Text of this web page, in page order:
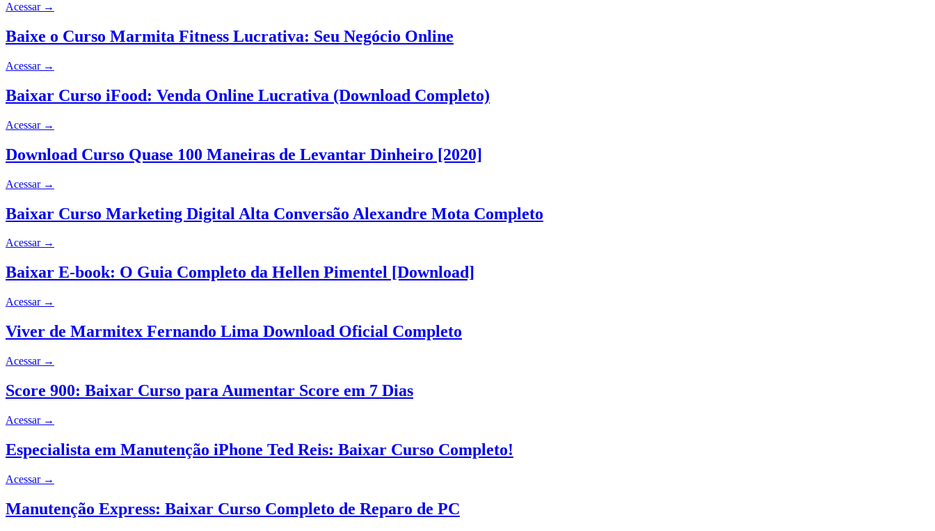
Acessar →
Baixe o Curso Marmita Fitness Lucrativa: Seu Negócio Online
Acessar →
Baixar Curso iFood: Venda Online Lucrativa (Download Completo)
Acessar →
Download Curso Quase 100 Maneiras de Levantar Dinheiro [2020]
Acessar →
Baixar Curso Marketing Digital Alta Conversão Alexandre Mota Completo
Acessar →
Baixar E-book: O Guia Completo da Hellen Pimentel [Download]
Acessar →
Viver de Marmitex Fernando Lima Download Oficial Completo
Acessar →
Score 900: Baixar Curso para Aumentar Score em 7 Dias
Acessar →
Especialista em Manutenção iPhone Ted Reis: Baixar Curso Completo!
Acessar →
Manutenção Express: Baixar Curso Completo de Reparo de PC